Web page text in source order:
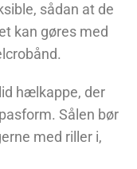
sådan at de
kan gøres med
hælkappe, der
Sålen bør
med riller i,